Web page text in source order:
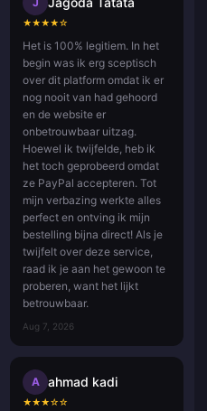
★★★★☆
Het is 100% legitiem. In het
begin was ik erg sceptisch
over dit platform omdat ik er
nog nooit van had gehoord
en de website er
onbetrouwbaar uitzag.
Hoewel ik twijfelde, heb ik
het toch geprobeerd omdat
ze PayPal accepteren. Tot
mijn verbazing werkte alles
perfect en ontving ik mijn
bestelling bijna direct! Als je
twijfelt over deze service,
raad ik je aan het gewoon te
proberen, want het lijkt
betrouwbaar.
Aug 7, 2026
A ahmad kadi
★★★☆☆